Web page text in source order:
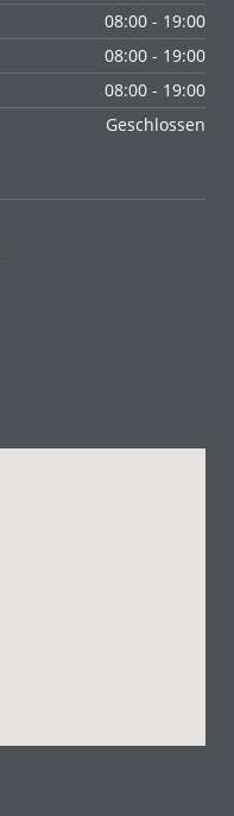
08:00 - 19:00
08:00 - 19:00
08:00 - 19:00
Geschlossen